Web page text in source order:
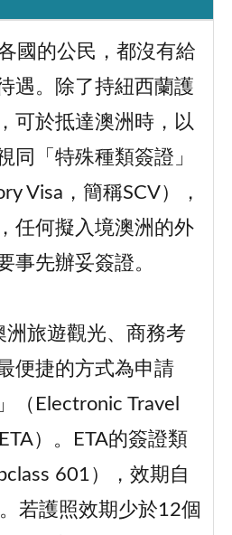
國的公民，都沒有給
遇。除了持紐西蘭護
可於抵達澳洲時，以
同「特殊種類簽證」
Visa，簡稱SCV），
任何擬入境澳洲的外
事先辦妥簽證。
洲旅遊觀光、商務考
便捷的方式為申請
（Electronic Travel
）。ETA的簽證類
601），效期自
若護照效期少於12個